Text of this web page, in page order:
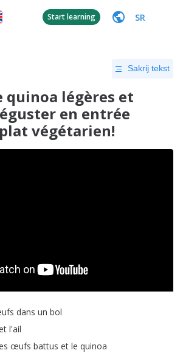
Start learning SR
Sakrij tekst
quinoa légères et
en entrée
végétarien!
dans un bol
l'ail
œufs battus et le quinoa